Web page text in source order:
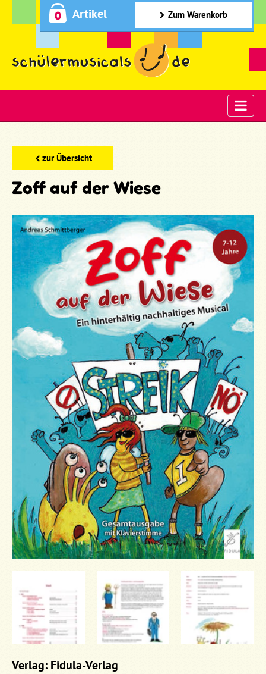
0 Artikel Zum Warenkorb
zur Übersicht
Zoff auf der Wiese
Verlag: Fidula-Verlag